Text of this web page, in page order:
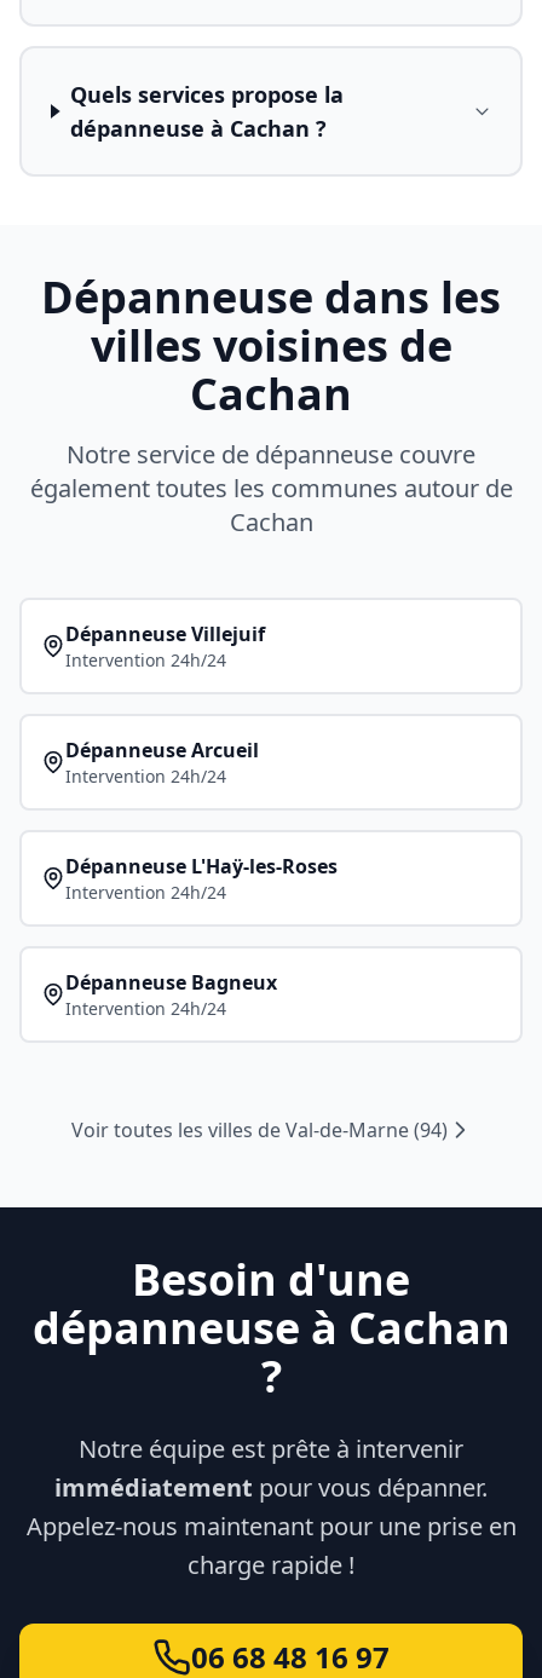
Quels services propose la
dépanneuse à Cachan ?
Dépanneuse dans les
villes voisines de
Cachan
Notre service de dépanneuse couvre
également toutes les communes autour de
Cachan
DépanneuseVillejuif
Intervention 24h/24
DépanneuseArcueil
Intervention 24h/24
Dépanneuse L'Haÿ-les-Roses
Intervention 24h/24
Dépanneuse Bagneux
Intervention 24h/24
Voir toutes les villes deVal-de-Marne(94)
Besoin d'une
dépanneuse à Cachan
?
Notre équipe est prête à intervenir
immédiatement pour vous dépanner.
Appelez-nous maintenant pour une prise en
charge rapide !
06 68 48 16 97